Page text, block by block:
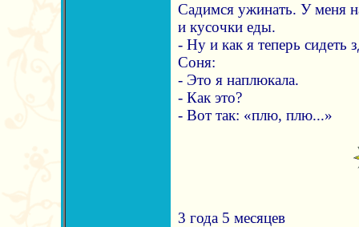
Садимся ужинать. У меня
и кусочки еды.
- Ну и как я теперь сидеть
Соня:
- Это я наплюкала.
- Как это?
- Вот так: «плю, плю...»
3 года 5 месяцев